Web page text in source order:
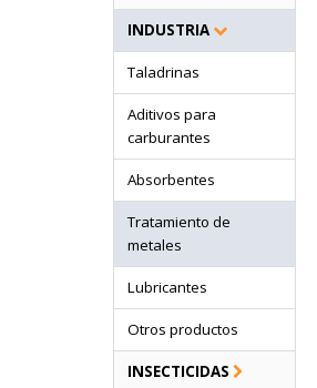
INDUSTRIA
Taladrinas
Aditivos para
carburantes
Absorbentes
Tratamiento de
metales
Lubricantes
Otros productos
INSECTICIDAS